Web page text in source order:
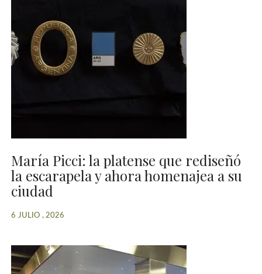
María Picci: la platense que rediseñó
la escarapela y ahora homenajea a su
ciudad
6 JULIO , 2026